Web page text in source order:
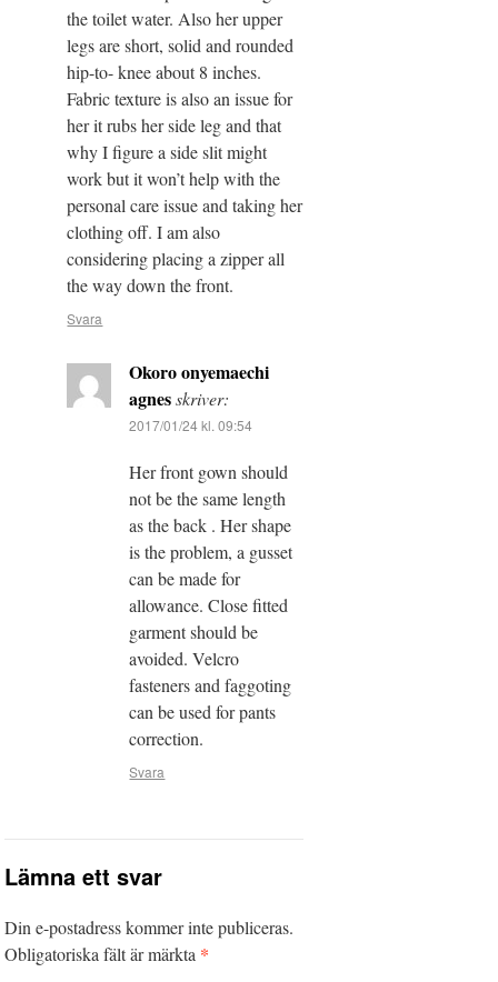
the toilet water. Also her upper
legs are short, solid and rounded
hip-to- knee about 8 inches.
Fabric texture is also an issue for
her it rubs her side leg and that
why I figure a side slit might
work but it won’t help with the
personal care issue and taking her
clothing off. I am also
considering placing a zipper all
the way down the front.
Svara
Okoro onyemaechi
agnes skriver:
2017/01/24 kl. 09:54
Her front gown should
not be the same length
as the back . Her shape
is the problem, a gusset
can be made for
allowance. Close fitted
garment should be
avoided. Velcro
fasteners and faggoting
can be used for pants
correction.
Svara
Lämna ett svar
Din e-postadress kommer inte publiceras.
Obligatoriska fält är märkta *